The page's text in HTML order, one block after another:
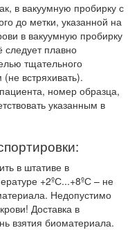
в вакуумную пробирку с
до метки, указанной на
в вакуумную пробирку
плавно
тщательного
встряхивать).
номер образца,
указанным в
в штативе в
+2ºС...+8ºС – не
Недопустимо
Доставка в
взятия биоматериала.